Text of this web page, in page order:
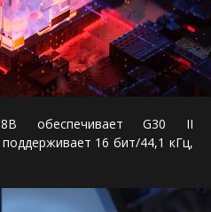
обеспечивает G30 II
16 бит/44,1 кГц,